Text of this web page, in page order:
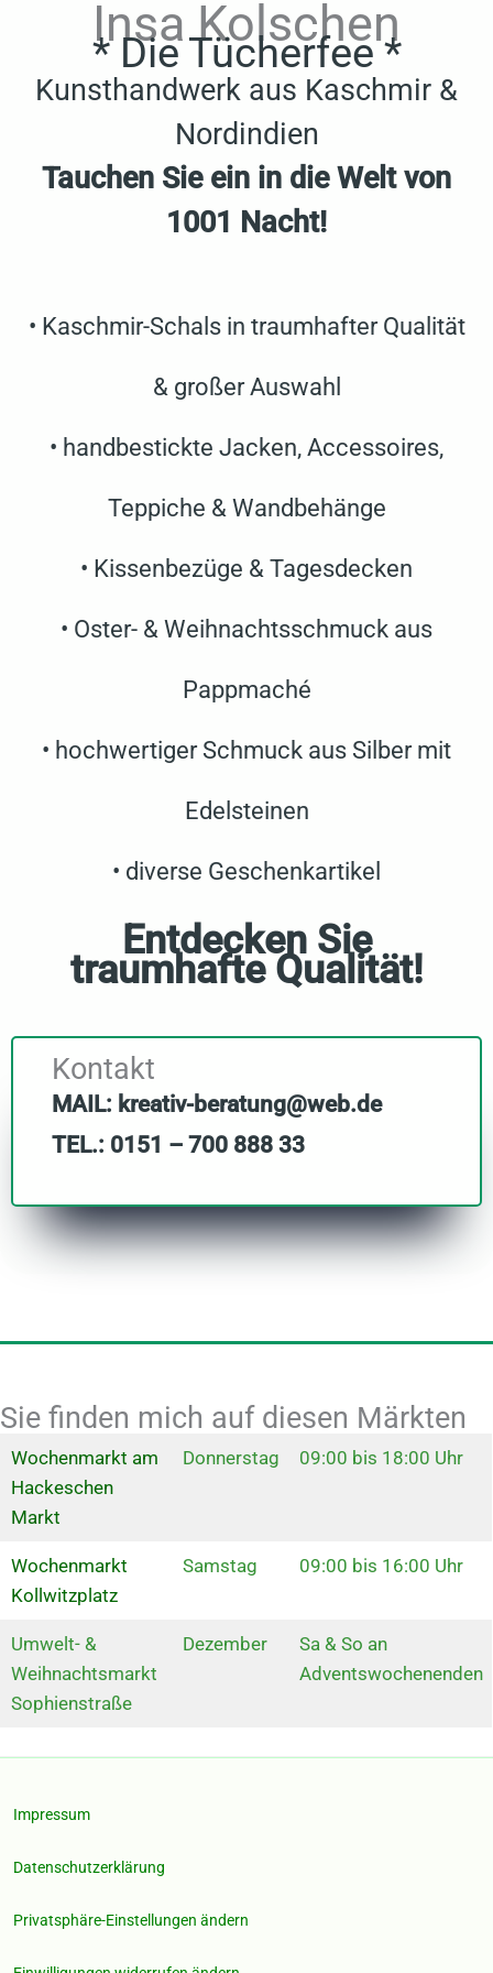
Insa Kolschen
* Die Tücherfee *
Kunsthandwerk aus Kaschmir &
Nordindien
Tauchen Sie ein in die Welt von
1001 Nacht!
• Kaschmir-Schals in traumhafter Qualität
& großer Auswahl
• handbestickte Jacken, Accessoires,
Teppiche & Wandbehänge
• Kissenbezüge & Tagesdecken
• Oster- & Weihnachtsschmuck aus
Pappmaché
• hochwertiger Schmuck aus Silber mit
Edelsteinen
• diverse Geschenkartikel
Entdecken Sie
traumhafte Qualität!
Kontakt
MAIL: kreativ-beratung@web.de
TEL.: 0151 – 700 888 33
Sie finden mich auf diesen Märkten
Wochenmarkt am
Hackeschen
Markt
Donnerstag 09:00 bis 18:00 Uhr
Wochenmarkt
Kollwitzplatz
Samstag 09:00 bis 16:00 Uhr
Umwelt- &
Weihnachtsmarkt
Sophienstraße
Dezember
Sa & So an
Adventswochenenden
Impressum
Datenschutzerklärung
Privatsphäre-Einstellungen ändern